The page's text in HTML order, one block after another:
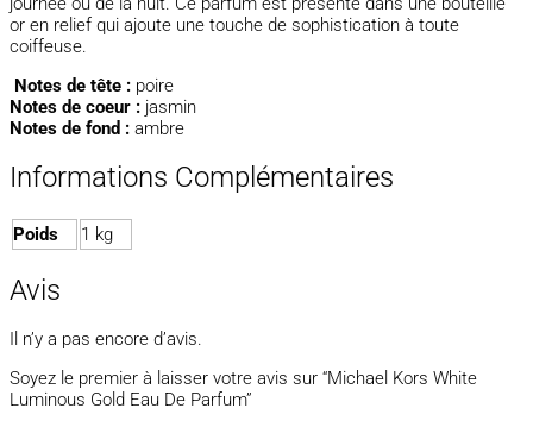
or en relief qui ajoute une touche de sophistication à toute
coiffeuse.
Notes de tête : poire
Notes de coeur : jasmin
Notes de fond : ambre
Informations Complémentaires
Poids 1 kg
Avis
Il n’y a pas encore d’avis.
Soyez le premier à laisser votre avis sur “Michael Kors White
Luminous Gold Eau De Parfum”